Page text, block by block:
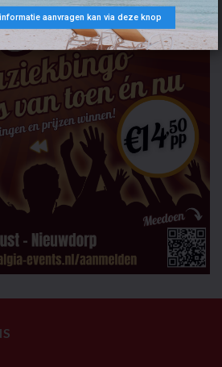
aanvragen kan via deze knop